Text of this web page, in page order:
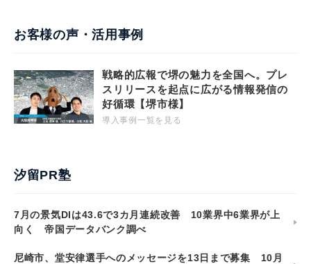
お客様の声・活用事例
戦略的広報で堺の魅力を全国へ。プレ
スリリースを起点に広がる情報発信の
好循環【堺市様】
導入事例一覧を見る
汐留PR塾
7月の景気DIは43.6で3カ月連続改善 10業界中6業界が上
向く 帝国データバンク調べ
尼崎市、堂安律選手へのメッセージを13日まで募集 10月